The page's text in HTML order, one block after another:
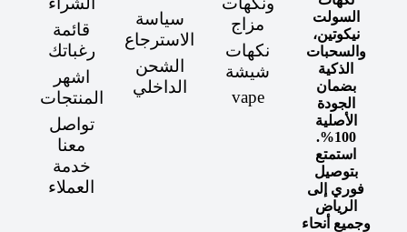
السولت
نيكوتين،
والسحبات
الذكية
بضمان
الجودة
الأصلية
100%.
استمتع
بتوصيل
فوري إلى
الرياض
وجميع أنحاء
مزاج
نكهات
شيشة
vape
سياسة
الاسترجاع
الشحن
الداخلي
قائمة
رغباتك
اشهر
المنتجات
تواصل
معنا
خدمة
العملاء